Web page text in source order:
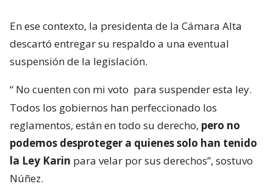
En ese contexto, la presidenta de la Cámara Alta
descartó entregar su respaldo a una eventual
suspensión de la legislación.
“ No cuenten con mi voto para suspender esta ley.
Todos los gobiernos han perfeccionado los
reglamentos, están en todo su derecho, pero no
podemos desproteger a quienes solo han tenido
la Ley Karin para velar por sus derechos”, sostuvo
Núñez.